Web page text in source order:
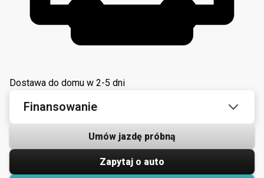
Dostawa do domu w 2-5 dni
Finansowanie
Umów jazdę próbną
Zapytaj o auto